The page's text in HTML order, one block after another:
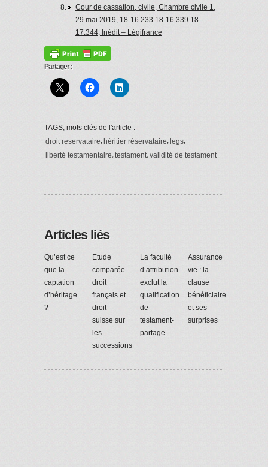
Cour de cassation, civile, Chambre civile 1,
29 mai 2019, 18-16.233 18-16.339 18-
17.344, Inédit – Légifrance
Partager :
TAGS, mots clés de l'article :
droit reservataire,héritier réservataire,legs,
liberté testamentaire,testament,validité de testament
Articles liés
Qu’est ce
que la
captation
d’héritage
?
Etude
comparée
droit
français et
droit
suisse sur
les
successions
La faculté
d’attribution
exclut la
qualification
de
testament-
partage
Assurance
vie : la
clause
bénéficiaire
et ses
surprises